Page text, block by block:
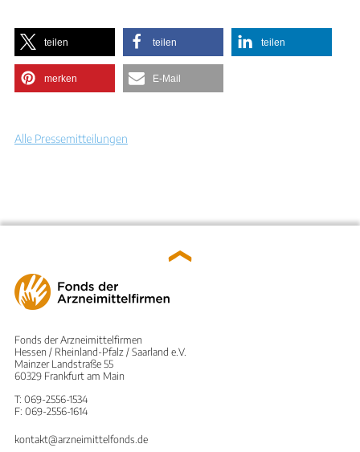
teilen teilen teilen
merken E-Mail
Alle Pressemitteilungen
Fonds der Arzneimittelfirmen
Hessen / Rheinland-Pfalz / Saarland e.V.
Mainzer Landstraße 55
60329 Frankfurt am Main
T: 069-2556-1534
F: 069-2556-1614
kontakt@arzneimittelfonds.de